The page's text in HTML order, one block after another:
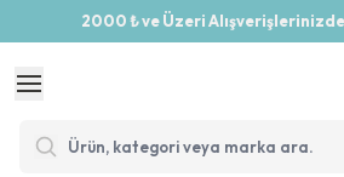
2000 ₺ ve Üzeri